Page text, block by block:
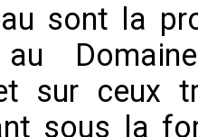
sont la
au
sur ceux
sous la